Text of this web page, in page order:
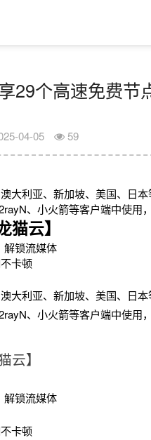
29个高速免费
04-05 59
大利亚、新加坡、美国、日
、小火箭等客户端中使用
猫云】
解锁流媒体
卡顿
大利亚、新加坡、美国、日
、小火箭等客户端中使用
云】
解锁流媒体
卡顿